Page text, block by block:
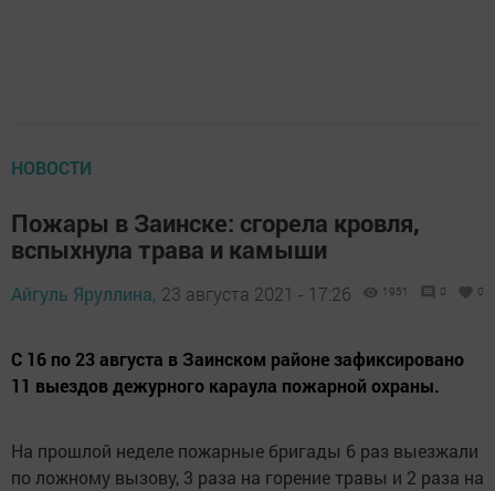
НОВОСТИ
Пожары в Заинске: сгорела кровля,
вспыхнула трава и камыши
Айгуль Яруллина, 23 августа 2021 - 17:26 1951 0 0
С 16 по 23 августа в Заинском районе зафиксировано
11 выездов дежурного караула пожарной охраны.
На прошлой неделе пожарные бригады 6 раз выезжали
по ложному вызову, 3 раза на горение травы и 2 раза на